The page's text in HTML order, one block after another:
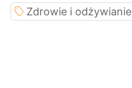
Zdrowie i odżywianie